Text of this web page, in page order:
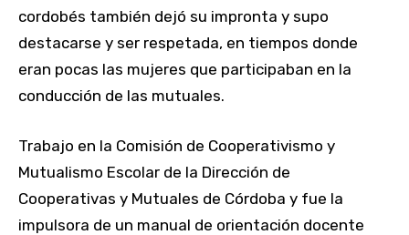
cordobés también dejó su impronta y supo
destacarse y ser respetada, en tiempos donde
eran pocas las mujeres que participaban en la
conducción de las mutuales.
Trabajo en la Comisión de Cooperativismo y
Mutualismo Escolar de la Dirección de
Cooperativas y Mutuales de Córdoba y fue la
impulsora de un manual de orientación docente